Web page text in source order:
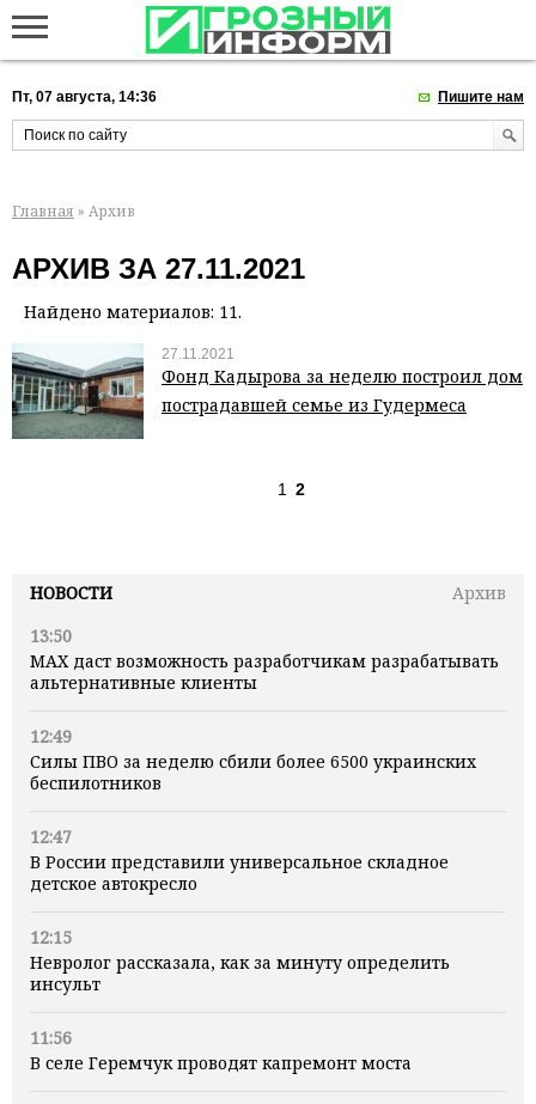
Пт, 07 августа, 14:36 Пишите нам
НОВОСТИ
Архив
13:50
MAX даст возможность разработчикам разрабатывать
альтернативные клиенты
12:49
Силы ПВО за неделю сбили более 6500 украинских
беспилотников
12:47
В России представили универсальное складное
детское автокресло
12:15
Невролог рассказала, как за минуту определить
инсульт
11:56
В селе Геремчук проводят капремонт моста
Главная » Архив
АРХИВ ЗА 27.11.2021
Найдено материалов: 11.
27.11.2021
Фонд Кадырова за неделю построил дом
пострадавшей семье из Гудермеса
1 2